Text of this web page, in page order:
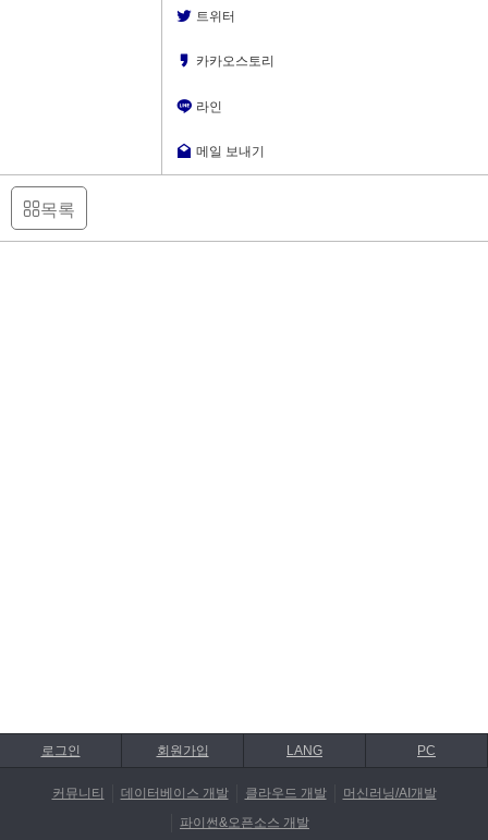
트위터
카카오스토리
라인
메일 보내기
목록
로그인 회원가입 LANG PC
커뮤니티 데이터베이스 개발 클라우드 개발
머신러닝/AI개발
파이썬&오픈소스 개발